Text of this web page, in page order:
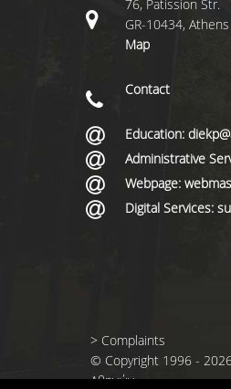
76, Patission Str.
GR-10434, Athens
Map
Contact
Education:
Administrative
Webpage:
Digital Services:
> Complaints
© Copyright 1996 -
Αθηνών